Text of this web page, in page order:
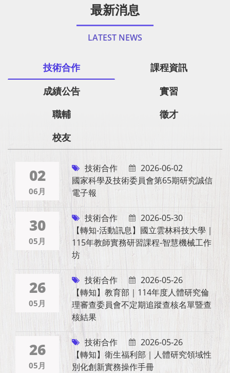
最新消息
LATEST NEWS
技術合作
課程資訊
成績公告
實習
職輔
徵才
校友
02
06月
技術合作
2026-06-02
國家科學及技術委員會第65期研究誠信
電子報
30
05月
技術合作
2026-05-30
【轉知-活動訊息】國立雲林科技大學｜
115年教師實務研習課程-智慧機械工作
坊
26
05月
技術合作
2026-05-26
【轉知】教育部｜114年度人體研究倫
理審查委員會不定期追蹤查核名單暨查
核結果
26
05月
技術合作
2026-05-26
【轉知】衛生福利部｜人體研究領域性
別化創新實務操作手冊